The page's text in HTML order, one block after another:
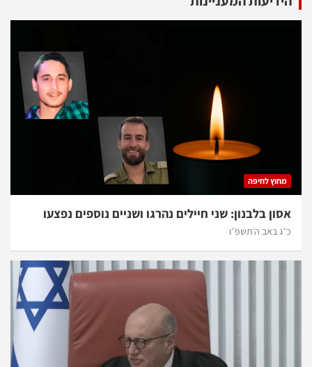
מחוץ לחיפה
אסון בלבנון: שני חיילים נהרגו ושניים נוספים נפצעו
כ״ג באב ה׳תשפ״ו